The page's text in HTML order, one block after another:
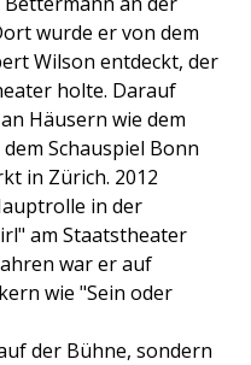
wurde er von dem
Wilson entdeckt, der
holte. Darauf
Häusern wie dem
Schauspiel Bonn
in Zürich. 2012
in der
am Staatstheater
war er auf
wie "Sein oder
der Bühne, sondern